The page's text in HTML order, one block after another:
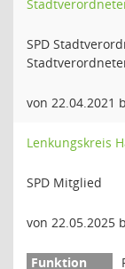
SPD
von 22.04.2021
Lenkungskreis
SPD Mitglied
von 22.05.2025